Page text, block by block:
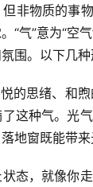
非物质的事
“气”意为“空
围。以下几
的思绪、和
这种气。光
地窗既能带
态，就像你